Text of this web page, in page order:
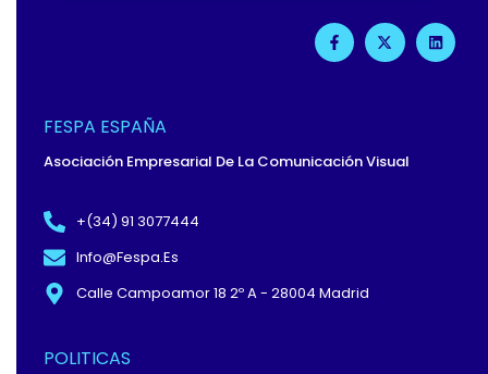
F
A
C
F
X
-
T
L
I
N
FESPA ESPAÑA
Asociación Empresarial De La Comunicación Visual
+(34) 91 3077444
Info@fespa.es
Calle Campoamor 18 2º A - 28004 Madrid
POLITICAS